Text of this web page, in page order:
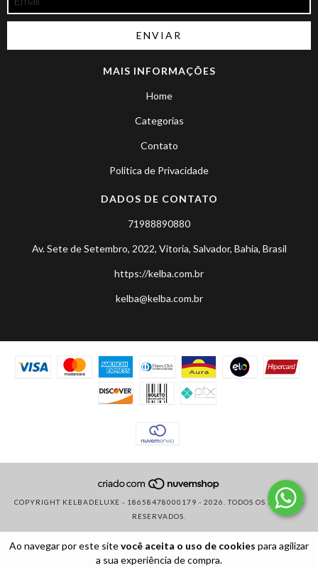
Ao navegar por este sitevocê aceita o uso de cookies para agilizar
a sua experiência de compra.
MAIS INFORMAÇÕES
Home
Categorias
Contato
Politica de Privacidade
DADOS DE CONTATO
71988890880
Av. Sete de Setembro, 2022, Vitoria, Salvador, Bahia, Brasil
https://kelba.com.br
kelba@kelba.com.br
COPYRIGHT KELBADELUXE - 18658478000179 - 2026. TODOS OS DIREITOS
RESERVADOS.